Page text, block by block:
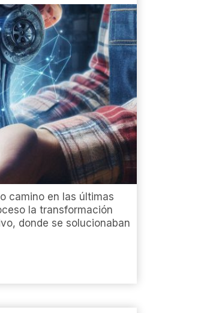
camino en las últimas
la transformación
donde se solucionaban